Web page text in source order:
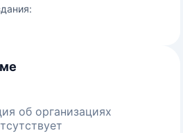
об организациях